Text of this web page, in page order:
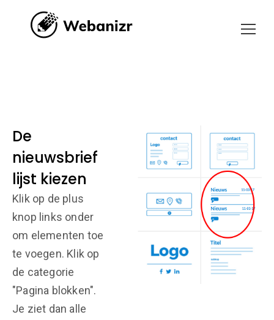
De
nieuwsbrief
lijst kiezen
Klik op de plus
knop links onder
om elementen toe
te voegen. Klik op
de categorie
"Pagina blokken".
Je ziet dan alle